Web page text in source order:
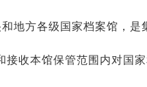
地方各级国家档案馆，是
接收本馆保管范围内对国